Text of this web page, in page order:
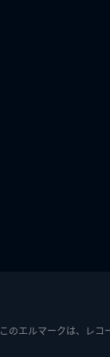
このエルマークは、レコ